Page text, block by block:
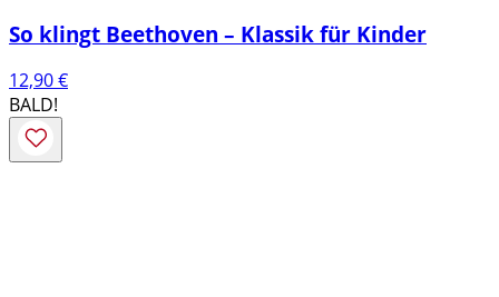
So klingt Beethoven – Klassik für Kinder
12,90€
BALD!